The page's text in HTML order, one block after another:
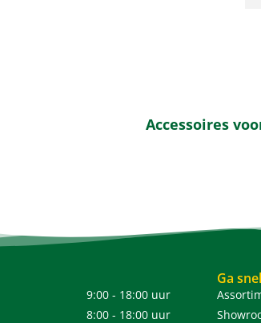
Accessoires
9:00 - 18:00 uur
8:00 - 18:00 uur
Ga